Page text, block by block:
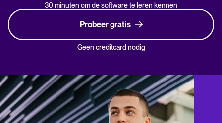
30 minuten om de software te leren kennen
Probeer gratis
Geen creditcard nodig